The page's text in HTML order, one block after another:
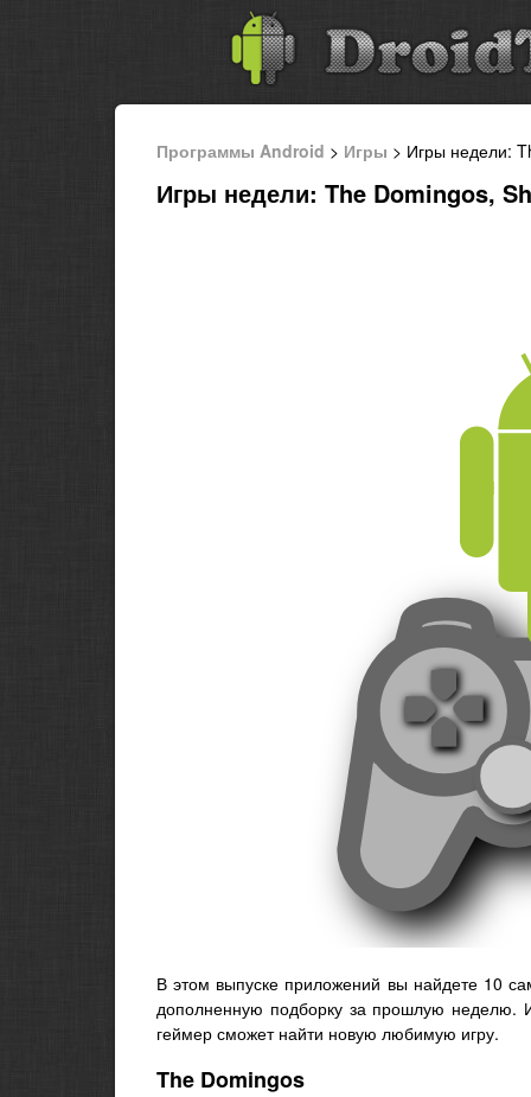
Программы Android > Игры > Игры недели:
Игры недели: The Domingos,
В этом выпуске приложений вы найдете 10
дополненную подборку за прошлую неделю.
геймер сможет найти новую любимую игру.
The Domingos